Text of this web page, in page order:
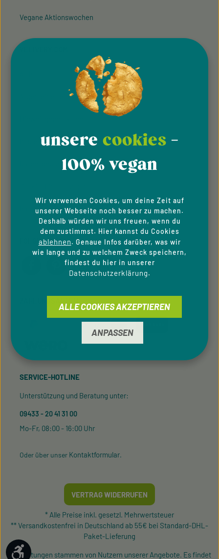
Vegane Aktionswochen
Allgemeine Teilnahmebedingung
Impressum
Datenschutzhinweise
Barrierefreiheit
FOLGE UNS
SERVICE-HOTLINE
Unterstützung und Beratung unter:
09433 - 20 41 31 00
Mo-Fr, 08:00 - 16:00 Uhr
Oder über unser Kontaktformular.
VERTRAG WIDERRUFEN
* Alle Preise inkl. gesetzl. Mehrwertsteuer
** Versandkostenfrei in Deutschland ab 55€ bei Standard-DHL-
Paket-Lieferung
¹ Bewertungen stammen von Nutzern unserer Angebote. Es findet
Werkzeugleiste anzeigen
unsere cookies -
100% vegan
Wir verwenden Cookies, um deine Zeit auf
unserer Webseite noch besser zu machen.
Deshalb würden wir uns freuen, wenn du
dem zustimmst. Hier kannst du Cookies
ablehnen. Genaue Infos darüber, was wir
wie lange und zu welchem Zweck speichern,
findest du hier in unserer
Datenschutzerklärung.
ANPASSEN
ALLE COOKIES AKZEPTIEREN